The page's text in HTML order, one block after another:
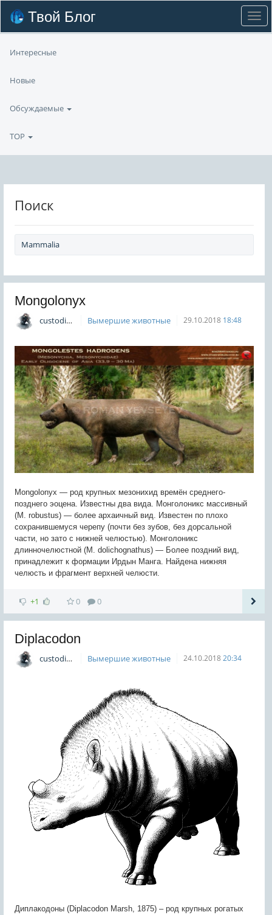
Твой Блог
Интересные
Новые
Обсуждаемые
TOP
Поиск
Mongolonyx
custodian Вымершие животные 29.10.2018 18:48
Mongolonyx — род крупных мезонихид времён среднего-
позднего эоцена. Известны два вида. Монголоникс массивный
(M. robustus) — более архаичный вид. Известен по плохо
сохранившемуся черепу (почти без зубов, без дорсальной
части, но зато с нижней челюстью). Монголоникс
длинночелюстной (M. dolichognathus) — Более поздний вид,
принадлежит к формации Ирдын Манга. Найдена нижняя
челюсть и фрагмент верхней челюсти.
+1 0 0
Diplacodon
custodian Вымершие животные 24.10.2018 20:34
Диплакодоны (Diplacodon Marsh, 1875) – род крупных рогатых